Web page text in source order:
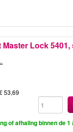
Master Lock
53,69
of afhaling binnen de